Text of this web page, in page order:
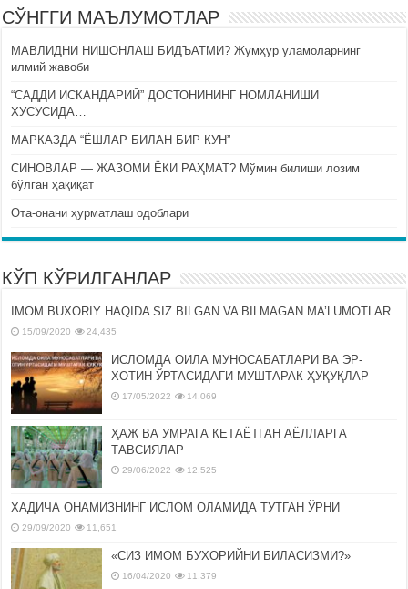
СЎНГГИ МАЪЛУМОТЛАР
МАВЛИДНИ НИШОНЛАШ БИДЪАТМИ? Жумҳур уламоларнинг
илмий жавоби
“САДДИ ИСКАНДАРИЙ” ДОСТОНИНИНГ НОМЛАНИШИ
ХУСУСИДА…
МАРКАЗДА “ЁШЛАР БИЛАН БИР КУН”
СИНОВЛАР — ЖАЗОМИ ЁКИ РАҲМАТ? Мўмин билиши лозим
бўлган ҳақиқат
Ота-онани ҳурматлаш одоблари
КЎП КЎРИЛГАНЛАР
IMOM BUXORIY HAQIDA SIZ BILGAN VA BILMAGAN MA’LUMOTLAR
15/09/2020 24,435
ИСЛОМДА ОИЛА МУНОСАБАТЛАРИ ВА ЭР-
ХОТИН ЎРТАСИДАГИ МУШТАРАК ҲУҚУҚЛАР
17/05/2022 14,069
ҲАЖ ВА УМРАГА КЕТАЁТГАН АЁЛЛАРГА
ТАВСИЯЛАР
29/06/2022 12,525
ХАДИЧА ОНАМИЗНИНГ ИСЛОМ ОЛАМИДА ТУТГАН ЎРНИ
29/09/2020 11,651
«СИЗ ИМОМ БУХОРИЙНИ БИЛАСИЗМИ?»
16/04/2020 11,379